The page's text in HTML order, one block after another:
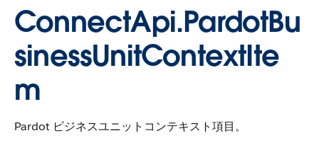
ConnectApi.PardotBu
sinessUnitContextIte
m
Pardot ビジネスユニットコンテキスト項目。